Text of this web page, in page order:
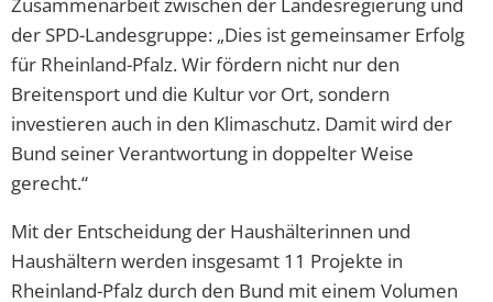
der SPD-Landesgruppe: „Dies ist gemeinsamer Erfolg
für Rheinland-Pfalz. Wir fördern nicht nur den
Breitensport und die Kultur vor Ort, sondern
investieren auch in den Klimaschutz. Damit wird der
Bund seiner Verantwortung in doppelter Weise
gerecht.“
Mit der Entscheidung der Haushälterinnen und
Haushältern werden insgesamt 11 Projekte in
Rheinland-Pfalz durch den Bund mit einem Volumen